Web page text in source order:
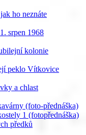
ho neznáte
srpen 1968
kolonie
peklo Vítkovice
a chlast
(foto-přednáška)
1 (fotopřednáška)
předků